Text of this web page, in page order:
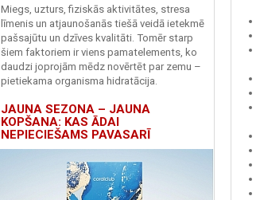
Miegs, uzturs, fiziskās aktivitātes, stresa
līmenis un atjaunošanās tiešā veidā ietekmē
pašsajūtu un dzīves kvalitāti. Tomēr starp
šiem faktoriem ir viens pamatelements, ko
daudzi joprojām mēdz novērtēt par zemu –
pietiekama organisma hidratācija.
JAUNA SEZONA – JAUNA
KOPŠANA: KAS ĀDAI
NEPIECIEŠAMS PAVASARĪ